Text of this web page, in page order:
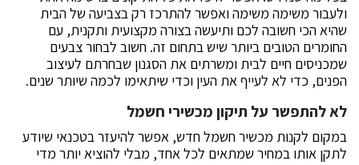
ולעבור משימה משימה ואפשר להתרכז רק בצביעה של הבית
שהיא הכי חשובה לכם ותיעשה בצורה מקצועית ותקנית, עם
החומרים הטובים ביותר שיש בתחום זה. חשוב לבחור צבעים
שמכניסים חיים לבית ומשרתים את הסגנון שבחרתם לעיצוב
הפנים, כדי לא לעייף את העין וכדי שיתאימו לכמה שיותר שנים.
לא להתפשר על תיקון מכשירי חשמל
במקום לקנות מכשיר חשמל חדש, אפשר להיעזר בטכנאי שיודע
לתקן אותו במחיר שמתאים לכל אחד, מבלי להוציא יותר מדי